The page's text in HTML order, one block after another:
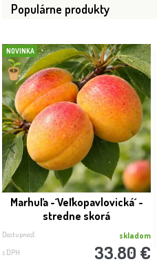
Populárne produkty
NOVINKA
Marhuľa -´Veľkopavlovická´ -
stredne skorá
Dostupnosť: skladom
s DPH 33.80 €